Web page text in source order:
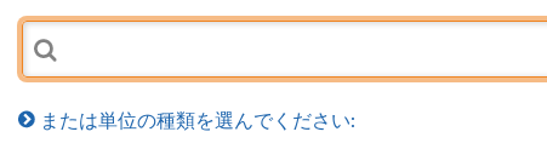
または単位の種類を選んでください: